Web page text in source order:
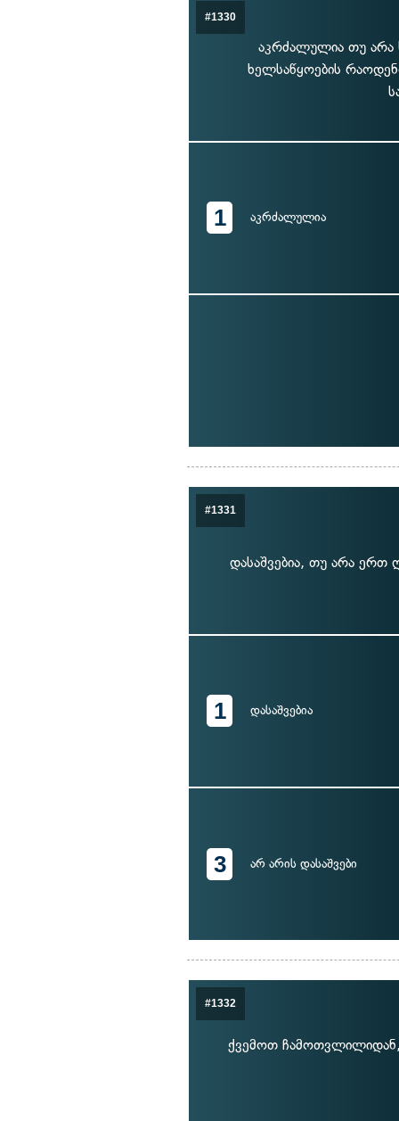
#1330
აკრძალულია თუ არა
ხელსაწყოების
1 აკრძალულია
#1331
დასაშვებია, თუ არა ერთ
1 დასაშვებია
3 არ არის დასაშვები
#1332
ქვემოთ